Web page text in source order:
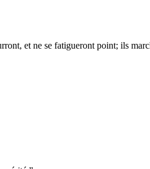
et ne se fatigueront point; ils